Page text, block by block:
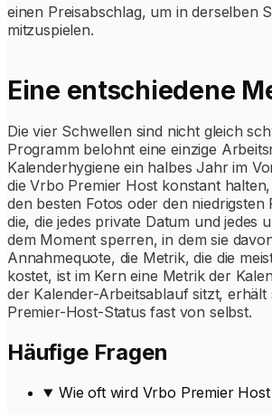
einen Preisabschlag, um in derselben
mitzuspielen.
Eine entschiedene
Die vier Schwellen sind nicht gleich
Programm belohnt eine einzige
Kalenderhygiene ein halbes Jahr im
die Vrbo Premier Host konstant
den besten Fotos oder den
die, die jedes private Datum und jedes
dem Moment sperren, in dem sie
Annahmequote, die Metrik, die die
kostet, ist im Kern eine Metrik der
der Kalender-Arbeitsablauf sitzt, erhält
Premier-Host-Status fast von selbst.
Häufige Fragen
Wie oft wird Vrbo Premier